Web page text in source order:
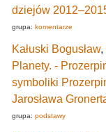
dziejów
grupa: komentarze
Kałuski Bogusław,
Planety. -
symboliki
Jarosława
grupa: podstawy